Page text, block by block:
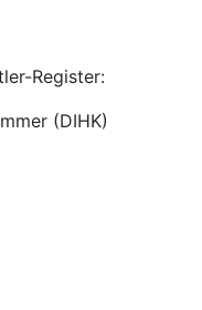
Register:
(DIHK)